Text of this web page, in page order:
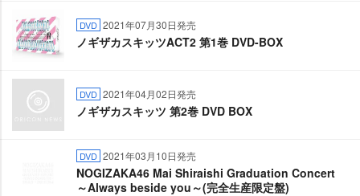
DVD 2021年07月30日発売
ノギザカスキッツACT2 第1巻 DVD-BOX
DVD 2021年04月02日発売
ノギザカスキッツ 第2巻 DVD BOX
DVD 2021年03月10日発売
NOGIZAKA46 Mai Shiraishi Graduation Concert
～Always beside you～(完全生産限定盤)